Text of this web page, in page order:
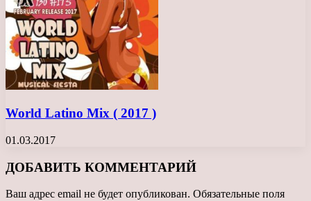
World Latino Mix ( 2017 )
01.03.2017
ДОБАВИТЬ КОММЕНТАРИЙ
Ваш адрес email не будет опубликован. Обязательные поля